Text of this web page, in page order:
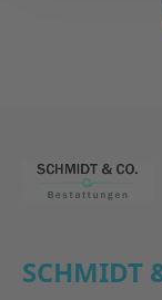
Footer
SCHMIDT